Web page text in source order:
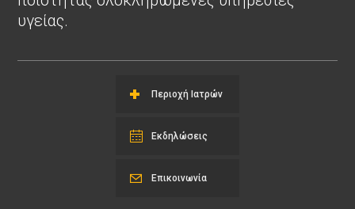
υγείας.
Περιοχή Ιατρών
Εκδηλώσεις
Επικοινωνία